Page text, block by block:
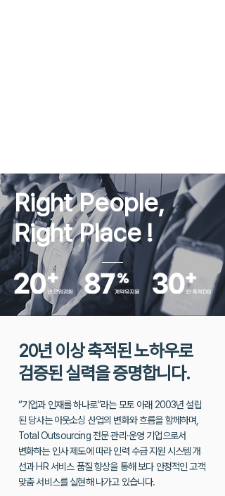
Right People,
Right Place !
20년 이상 축적된 노하우로
검증된 실력을 증명합니다.
“기업과 인재를 하나로”라는 모토 아래 2003년 설립
된 당사는 아웃소싱 산업의 변화와 흐름을 함께하며,
Total Outsourcing 전문 관리·운영 기업으로서
변화하는 인사 제도에 따라 인력 수급 지원 시스템 개
선과 HR 서비스 품질 향상을 통해 보다 안정적인 고객
맞춤 서비스를 실현해 나가고 있습니다.